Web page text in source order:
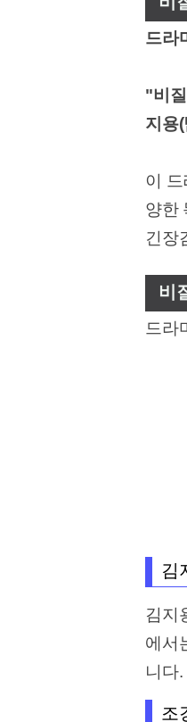
드라
"비
지용
이
양한
긴장
비
드라
김
김지
에서
니다.
조